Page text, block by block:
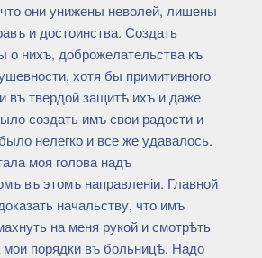
что они унижены неволей, лишены
и достоинства. Создать
о нихъ, доброжелательства къ
хотя бы примитивного
въ твердой защитѣ ихъ и даже
создать имъ свои радости и
нелегко и все же удавалось.
моя голова надъ
въ этомъ направленіи. Главной
начальству, что имъ
на меня рукой и смотрѣть
порядки въ больницѣ. Надо